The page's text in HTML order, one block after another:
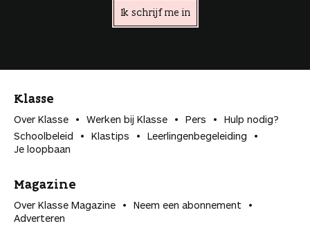
Ik schrijf me in
Klasse
Over Klasse Werken bij Klasse Pers
Hulp nodig?
Schoolbeleid
Klastips
Leerlingen­begeleiding
Je loopbaan
Magazine
Over Klasse Magazine
Neem een abonnement
Adverteren